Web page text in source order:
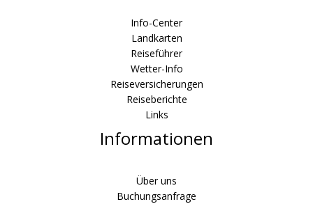
Info-Center
Landkarten
Reiseführer
Wetter-Info
Reiseversicherungen
Reiseberichte
Links
Informationen
Über uns
Buchungsanfrage